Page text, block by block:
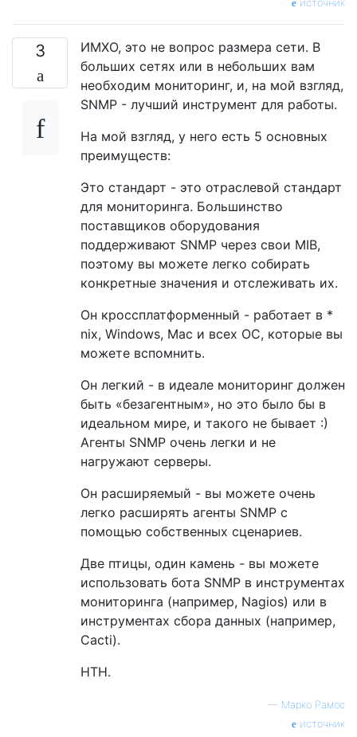
источник
3
ИМХО, это не вопрос размера сети. В
больших сетях или в небольших вам
необходим мониторинг, и, на мой взгляд,
SNMP - лучший инструмент для работы.
На мой взгляд, у него есть 5 основных
преимуществ:
Это стандарт - это отраслевой стандарт
для мониторинга. Большинство
поставщиков оборудования
поддерживают SNMP через свои MIB,
поэтому вы можете легко собирать
конкретные значения и отслеживать их.
Он кроссплатформенный - работает в *
nix, Windows, Mac и всех ОС, которые вы
можете вспомнить.
Он легкий - в идеале мониторинг должен
быть «безагентным», но это было бы в
идеальном мире, и такого не бывает :)
Агенты SNMP очень легки и не
нагружают серверы.
Он расширяемый - вы можете очень
легко расширять агенты SNMP с
помощью собственных сценариев.
Две птицы, один камень - вы можете
использовать бота SNMP в инструментах
мониторинга (например, Nagios) или в
инструментах сбора данных (например,
Cacti).
НТН.
— Марко Рамос
источник